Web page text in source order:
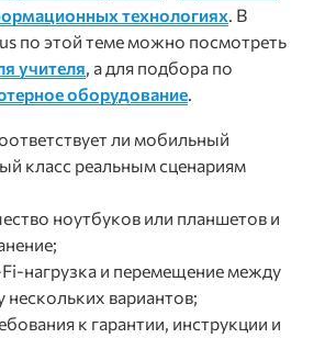
технологиях. В
по этой теме можно посмотреть
учителя, а для подбора по
оборудование.
ли мобильный
класс реальным сценариям
ноутбуков или планшетов и
нагрузка и перемещение между
нескольких вариантов;
к гарантии, инструкции и